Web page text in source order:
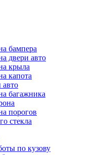
бампера
двери авто
крыла
капота
багажника
порогов
стекла
по кузову